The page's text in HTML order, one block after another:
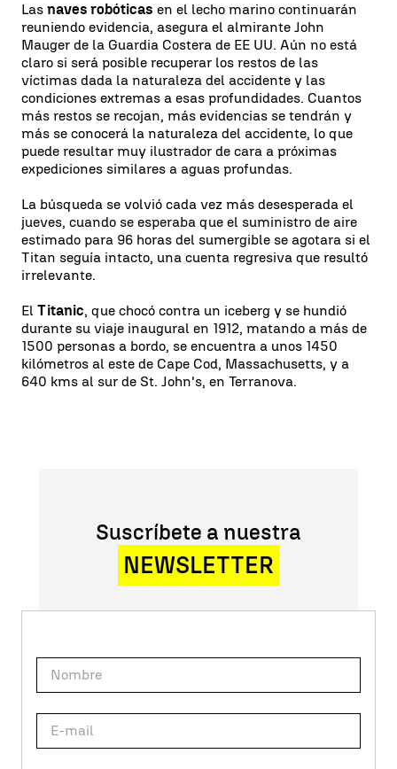
Las naves robóticas en el lecho marino continuarán
reuniendo evidencia, asegura el almirante John
Mauger de la Guardia Costera de EE UU. Aún no está
claro si será posible recuperar los restos de las
víctimas dada la naturaleza del accidente y las
condiciones extremas a esas profundidades. Cuantos
más restos se recojan, más evidencias se tendrán y
más se conocerá la naturaleza del accidente, lo que
puede resultar muy ilustrador de cara a próximas
expediciones similares a aguas profundas.
La búsqueda se volvió cada vez más desesperada el
jueves, cuando se esperaba que el suministro de aire
estimado para 96 ​​horas del sumergible se agotara si el
Titan seguía intacto, una cuenta regresiva que resultó
irrelevante.
El Titanic, que chocó contra un iceberg y se hundió
durante su viaje inaugural en 1912, matando a más de
1500 personas a bordo, se encuentra a unos 1450
kilómetros al este de Cape Cod, Massachusetts, y a
640 kms al sur de St. John's, en Terranova.
Suscríbete a nuestra
NEWSLETTER